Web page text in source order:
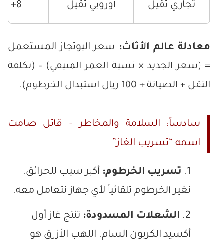
تجاري ثقيل أوروبي ثقيل 8+
معادلة عالم الأثاث: سعر البوتجاز المستعمل
= (سعر الجديد × نسبة العمر المتبقي) – (تكلفة
النقل + الصيانة + 100 ريال استبدال الخرطوم).
سادساً: السلامة والمخاطر – قاتل صامت
اسمه “تسريب الغاز”
تسريب الخرطوم: أكبر سبب للحرائق.
نغير الخرطوم تلقائياً لأي جهاز نتعامل معه.
الشعلات المسدودة: تنتج غاز أول
أكسيد الكربون السام. اللهب الأزرق هو